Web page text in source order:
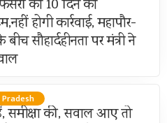
को 10 दिन का
होगी कार्रवाई, महापौर-
सौहार्दहीनता पर मंत्री ने
समीक्षा की, सवाल आए तो